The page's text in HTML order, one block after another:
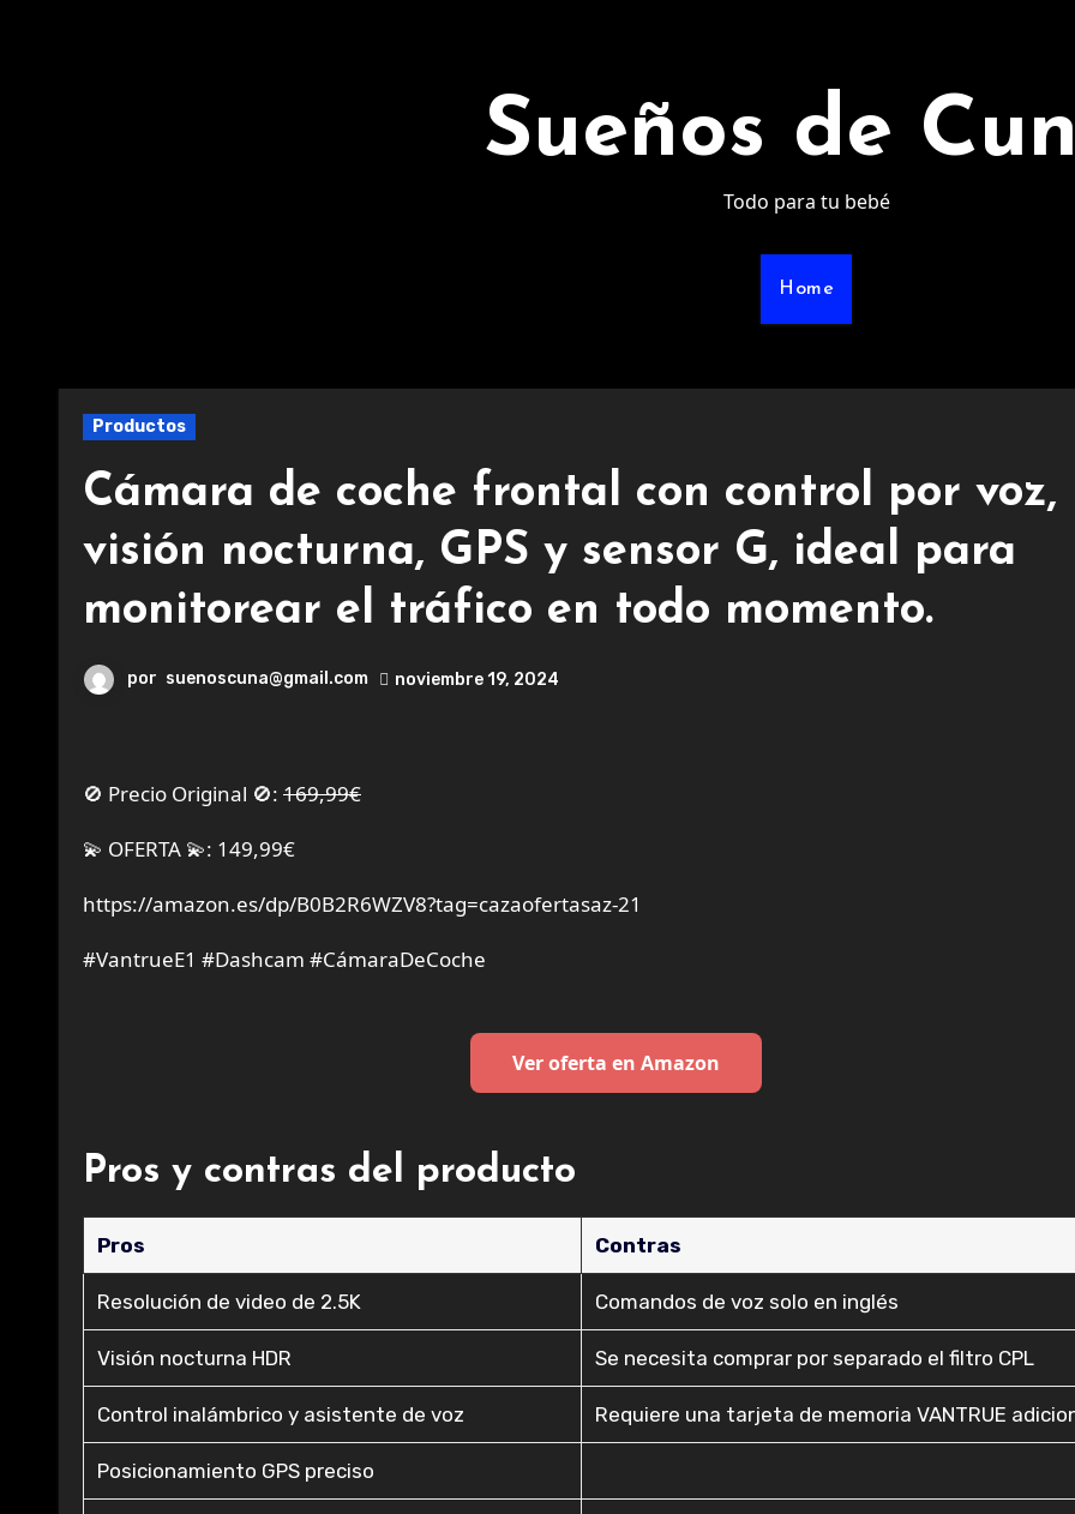
Sueños de
Todo para tu bebé
Home
Productos
Cámara de coche frontal con control por voz,
visión nocturna, GPS y sensor G, ideal para
monitorear el tráfico en todo momento.
por suenoscuna@gmail.com noviembre 19, 2024
🚫 Precio Original 🚫: 169,99€
💫 OFERTA 💫: 149,99€
https://amazon.es/dp/B0B2R6WZV8?tag=cazaofertasaz-21
#VantrueE1 #Dashcam #CámaraDeCoche
Ver oferta en Amazon
Pros y contras del producto
Pros Contras
Resolución de video de 2.5K Comandos de voz solo en inglés
Visión nocturna HDR Se necesita comprar por separado el filtro CPL
Control inalámbrico y asistente de voz Requiere una tarjeta de memoria VANTRUE
Posicionamiento GPS preciso